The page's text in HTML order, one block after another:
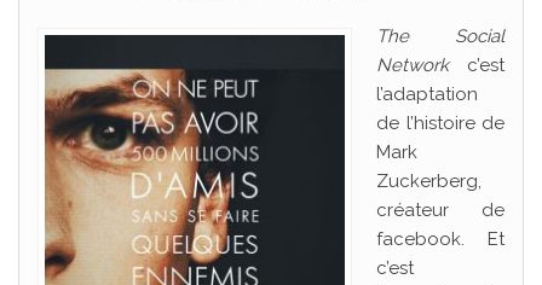
The Social
Networkc’est
l’adaptation
de l’histoire de
Mark
Zuckerberg,
créateur de
facebook. Et
c’est